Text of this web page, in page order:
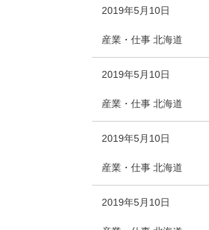
2019年5月10日
産業・仕事 北海道
2019年5月10日
産業・仕事 北海道
2019年5月10日
産業・仕事 北海道
2019年5月10日